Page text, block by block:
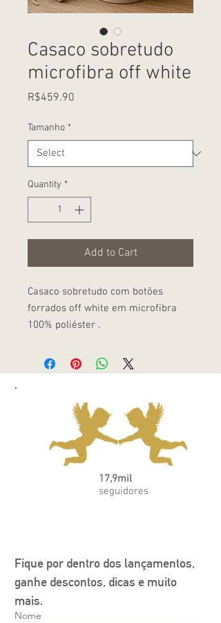
Casaco sobretudo
microfibra off white
R$459.90
Tamanho *
Quantity *
Add to Cart
Casaco sobretudo com botões
forrados off white em microfibra
100% poliéster .
17,9mil
seguidores
Fique por dentro dos lançamentos,
ganhe descontos, dicas e muito
mais.
Nome